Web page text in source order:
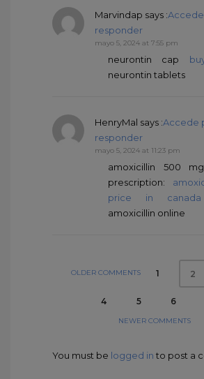
Marvindap says :
responder
mayo 5, 2024 at 7:55 pm
neurontin cap
neurontin tablets
HenryMal says :Accede
responder
mayo 5, 2024 at 11:23 pm
amoxicillin 500
prescription:
price in canada
amoxicillin online
OLDER COMMENTS 1 2
4 5 6
NEWER COMMENTS
You must be logged in to post a